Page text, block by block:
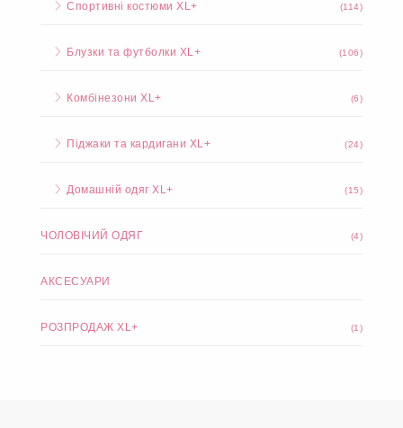
Спортивні костюми XL+ (114)
Блузки та футболки XL+ (106)
Комбінезони XL+ (6)
Піджаки та кардигани XL+ (24)
Домашній одяг XL+ (15)
ЧОЛОВІЧИЙ ОДЯГ (4)
АКСЕСУАРИ
РОЗПРОДАЖ XL+ (1)